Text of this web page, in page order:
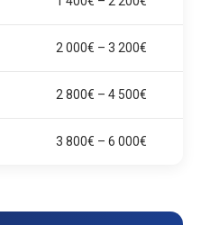
2 000€ – 3 200€
2 800€ – 4 500€
3 800€ – 6 000€